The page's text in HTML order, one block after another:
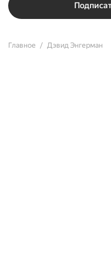
Главное Дэвид Энгерман